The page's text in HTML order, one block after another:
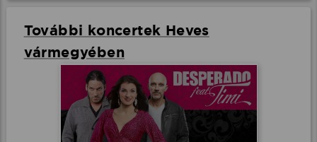
További koncertek Heves
vármegyében